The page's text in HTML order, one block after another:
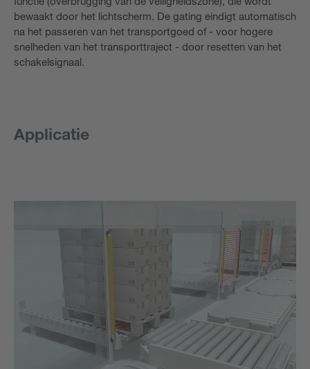
bewaakt door het lichtscherm. De gating eindigt automatisch
na het passeren van het transportgoed of - voor hogere
snelheden van het transporttraject - door resetten van het
schakelsignaal.
Applicatie